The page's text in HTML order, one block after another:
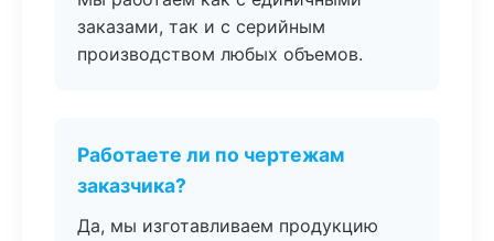
заказами, так и с серийным
производством любых объемов.
Работаете ли по чертежам
заказчика?
Да, мы изготавливаем продукцию